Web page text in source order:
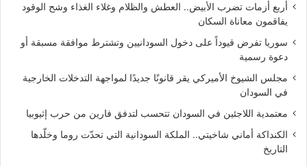
أربع أزمات تضرب الأبيض.. العطش والظلام وغلاء الغذاء وشح الوقود
يفاقمون معاناة السكان
سوريا تفرض قيوداً على دخول السودانيين وتشترط موافقة مسبقة أو
دعوة رسمية
مجلس الشيوخ الأميركي يقر قانونًا جديدًا لمواجهة التدخلات الخارجية
في السودان
معتمدية اللاجئين في السودان تتحسب لتدفق فارين من حرب إثيوبيا
الكنداكة أماني شاخيتي.. الملكة السودانية التي تحدّت روما وخلّدها
التاريخ